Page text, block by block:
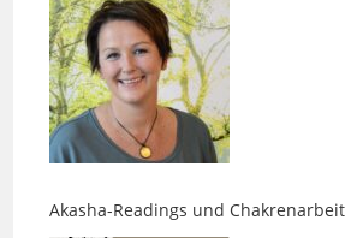
Akasha-Readings und Chakrenarbeit